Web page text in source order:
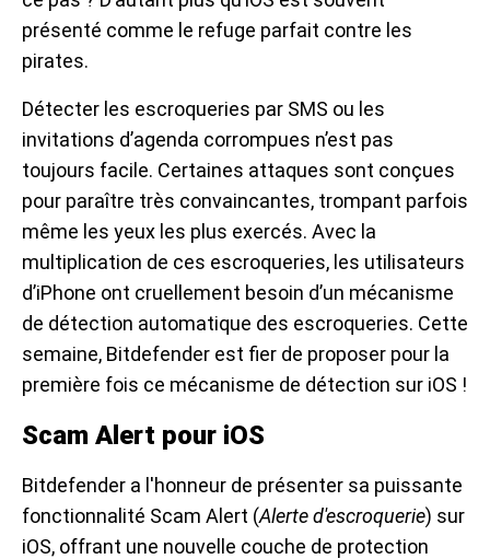
présenté comme le refuge parfait contre les
pirates.
Détecter les escroqueries par SMS ou les
invitations d’agenda corrompues n’est pas
toujours facile. Certaines attaques sont conçues
pour paraître très convaincantes, trompant parfois
même les yeux les plus exercés. Avec la
multiplication de ces escroqueries, les utilisateurs
d’iPhone ont cruellement besoin d’un mécanisme
de détection automatique des escroqueries. Cette
semaine, Bitdefender est fier de proposer pour la
première fois ce mécanisme de détection sur iOS !
Scam Alert pour iOS
Bitdefender a l'honneur de présenter sa puissante
fonctionnalité Scam Alert (Alerte d'escroquerie) sur
iOS, offrant une nouvelle couche de protection